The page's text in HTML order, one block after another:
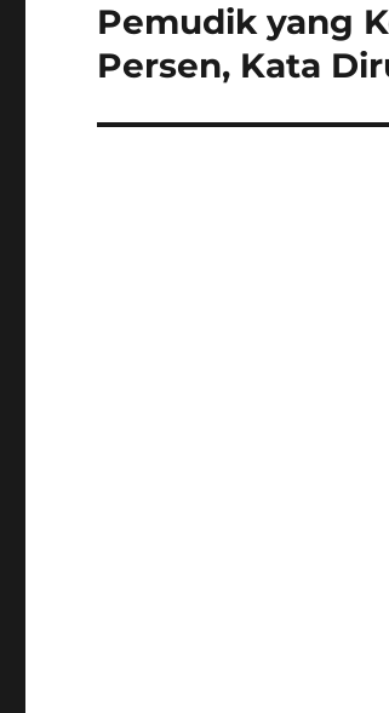
Next
post:
Pemudik yang
Persen, Kata